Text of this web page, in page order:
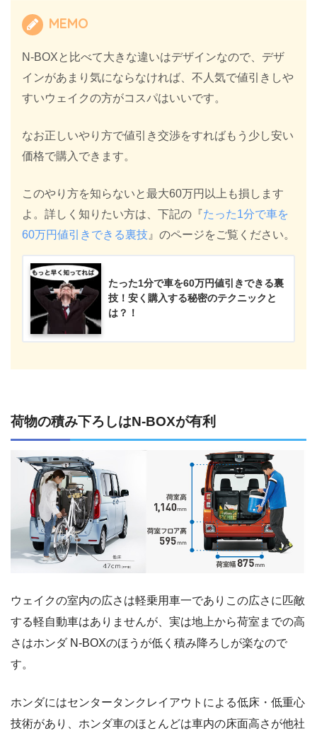
MEMO
N-BOXと比べて大きな違いはデザインなので、デザ
インがあまり気にならなければ、不人気で値引きしや
すいウェイクの方がコスパはいいです。
なお正しいやり方で値引き交渉をすればもう少し安い
価格で購入できます。
このやり方を知らないと最大60万円以上も損します
よ。詳しく知りたい方は、下記の『たった1分で車を
60万円値引きできる裏技 』のページをご覧ください。
たった1分で車を60万円値引きできる裏
技！安く購入する秘密のテクニックと
は？！
荷物の積み下ろしはN-BOXが有利
ウェイクの室内の広さは軽乗用車一でありこの広さに匹敵
する軽自動車はありませんが、実は地上から荷室までの高
さはホンダ N-BOXのほうが低く積み降ろしが楽なので
す。
ホンダにはセンタータンクレイアウトによる低床・低重心
技術があり、ホンダ車のほとんどは車内の床面高さが他社